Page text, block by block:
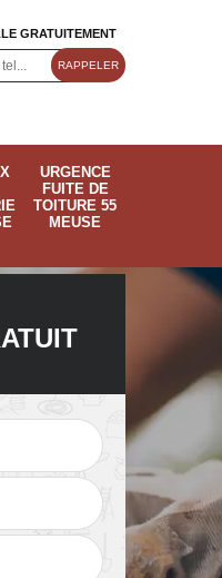
GRATUITEMENT
URGENCE
FUITE DE
TOITURE 55
MEUSE
Ramonage de
cheminée 55